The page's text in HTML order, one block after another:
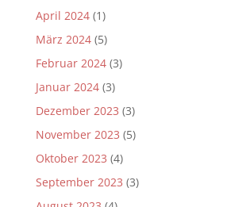
April 2024(1)
März 2024(5)
Februar 2024(3)
Januar 2024(3)
Dezember 2023 (3)
November 2023 (5)
Oktober 2023 (4)
September 2023 (3)